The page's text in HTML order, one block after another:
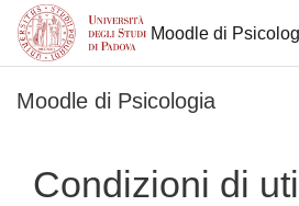
Moodle di
Moodle di Psicologia
Condizioni di